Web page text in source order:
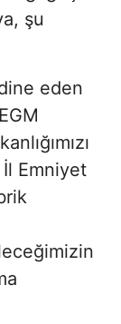
şu
eden
Emniyet